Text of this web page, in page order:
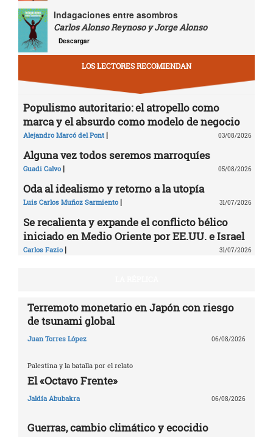
Indagaciones entre asombros
Carlos Alonso Reynoso y Jorge Alonso
Descargar
LOS LECTORES RECOMIENDAN
Populismo autoritario: el atropello como
marca y el absurdo como modelo de negocio
Alejandro Marcó del Pont | 03/08/2026
Alguna vez todos seremos marroquíes
Guadi Calvo | 05/08/2026
Oda al idealismo y retorno a la utopía
Luis Carlos Muñoz Sarmiento | 31/07/2026
Se recalienta y expande el conflicto bélico
iniciado en Medio Oriente por EE.UU. e Israel
Carlos Fazio | 31/07/2026
Terremoto monetario en Japón con riesgo
de tsunami global
Juan Torres López 06/08/2026
Palestina y la batalla por el relato
El «Octavo Frente»
Jaldía Abubakra 06/08/2026
Guerras, cambio climático y ecocidio